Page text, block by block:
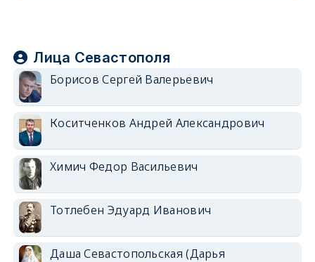
Лица Севастополя
Борисов Сергей Валерьевич
Коситченков Андрей Александрович
Химич Федор Васильевич
Тотлебен Эдуард Иванович
Даша Севастопольская (Дарья